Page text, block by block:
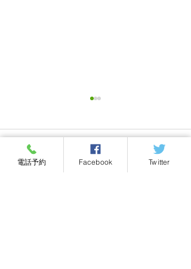
コメント
電話予約 Facebook Twitter